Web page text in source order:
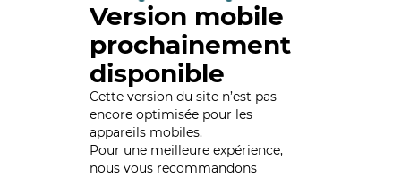
Version mobile
prochainement
disponible
Cette version du site n’est pas
encore optimisée pour les
appareils mobiles.
Pour une meilleure expérience,
nous vous recommandons